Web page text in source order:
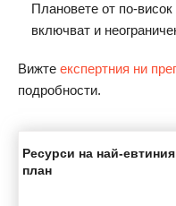
Плановете от по-
включват и
Вижте експертния ни
подробности.
Ресурси на най-евтиния
план